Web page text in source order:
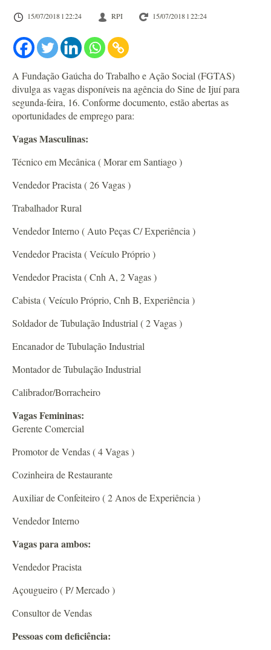
15/07/2018 l 22:24 RPI 15/07/2018 l 22:24
A Fundação Gaúcha do Trabalho e Ação Social (FGTAS)
divulga as vagas disponíveis na agência do Sine de Ijuí para
segunda-feira, 16. Conforme documento, estão abertas as
oportunidades de emprego para:
Vagas Masculinas:
Técnico em Mecânica ( Morar em Santiago )
Vendedor Pracista ( 26 Vagas )
Trabalhador Rural
Vendedor Interno ( Auto Peças C/ Experiência )
Vendedor Pracista ( Veículo Próprio )
Vendedor Pracista ( Cnh A, 2 Vagas )
Cabista ( Veículo Próprio, Cnh B, Experiência )
Soldador de Tubulação Industrial ( 2 Vagas )
Encanador de Tubulação Industrial
Montador de Tubulação Industrial
Calibrador/Borracheiro
Vagas Femininas:
Gerente Comercial
Promotor de Vendas ( 4 Vagas )
Cozinheira de Restaurante
Auxiliar de Confeiteiro ( 2 Anos de Experiência )
Vendedor Interno
Vagas para ambos:
Vendedor Pracista
Açougueiro ( P/ Mercado )
Consultor de Vendas
Pessoas com deficiência: